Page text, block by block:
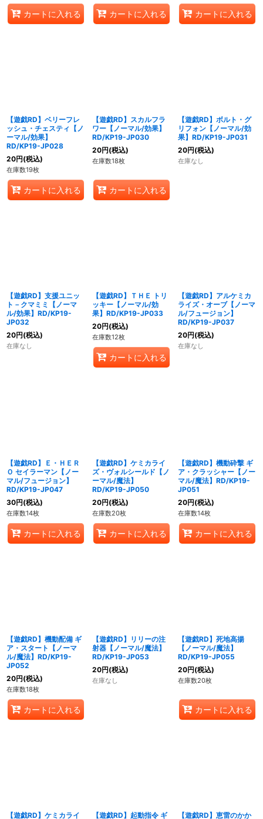
カートに入れる カートに入れる カートに入れる
【遊戯RD】ベリーフレ
ッシュ・チェスティ【ノ
ーマル/効果】
RD/KP19-JP028
20円(税込)
在庫数19枚
カートに入れる
【遊戯RD】スカルフラ
ワー【ノーマル/効果】
RD/KP19-JP030
20円(税込)
在庫数18枚
カートに入れる
【遊戯RD】ボルト・グ
リフォン【ノーマル/効
果】RD/KP19-JP031
20円(税込)
在庫なし
【遊戯RD】支援ユニッ
ト－クマミミ【ノーマ
ル/効果】RD/KP19-
JP032
20円(税込)
在庫なし
【遊戯RD】ＴＨＥ トリ
ッキー【ノーマル/効
果】RD/KP19-JP033
20円(税込)
在庫数12枚
カートに入れる
【遊戯RD】アルケミカ
ライズ・オーブ【ノーマ
ル/フュージョン】
RD/KP19-JP037
20円(税込)
在庫なし
【遊戯RD】Ｅ・ＨＥＲ
Ｏ セイラーマン【ノー
マル/フュージョン】
RD/KP19-JP047
30円(税込)
在庫数14枚
カートに入れる
【遊戯RD】ケミカライ
ズ・ヴォルシールド【ノ
ーマル/魔法】
RD/KP19-JP050
20円(税込)
在庫数20枚
カートに入れる
【遊戯RD】機動砕撃 ギ
ア・クラッシャー【ノー
マル/魔法】RD/KP19-
JP051
20円(税込)
在庫数14枚
カートに入れる
【遊戯RD】機動配備 ギ
ア・スタート【ノーマ
ル/魔法】RD/KP19-
JP052
20円(税込)
在庫数18枚
カートに入れる
【遊戯RD】リリーの注
射器【ノーマル/魔法】
RD/KP19-JP053
20円(税込)
在庫なし
【遊戯RD】死地高揚
【ノーマル/魔法】
RD/KP19-JP055
20円(税込)
在庫数20枚
カートに入れる
【遊戯RD】ケミカライ
【遊戯RD】起動指令 ギ
【遊戯RD】恵雷のかか